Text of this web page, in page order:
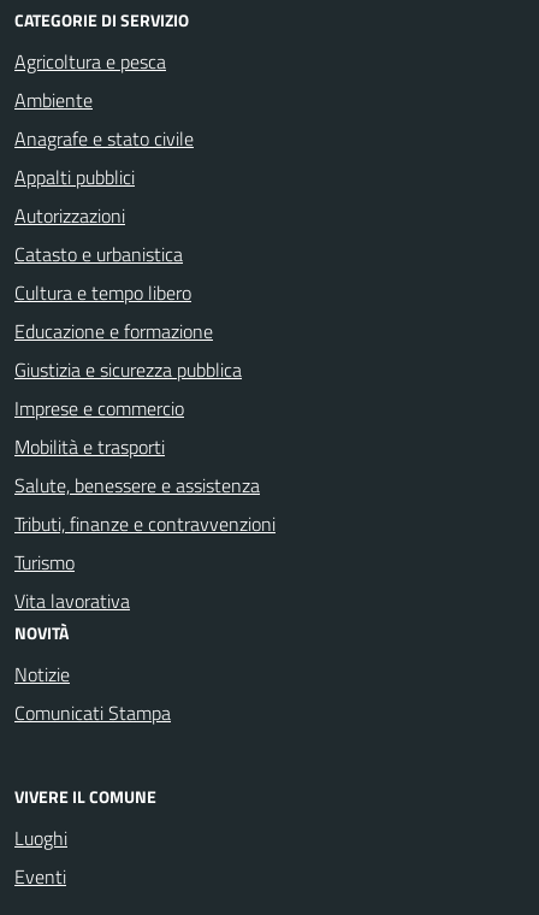
CATEGORIE DI SERVIZIO
Agricoltura e pesca
Ambiente
Anagrafe e stato civile
Appalti pubblici
Autorizzazioni
Catasto e urbanistica
Cultura e tempo libero
Educazione e formazione
Giustizia e sicurezza pubblica
Imprese e commercio
Mobilità e trasporti
Salute, benessere e assistenza
Tributi, finanze e contravvenzioni
Turismo
Vita lavorativa
NOVITÀ
Notizie
Comunicati Stampa
VIVERE IL COMUNE
Luoghi
Eventi